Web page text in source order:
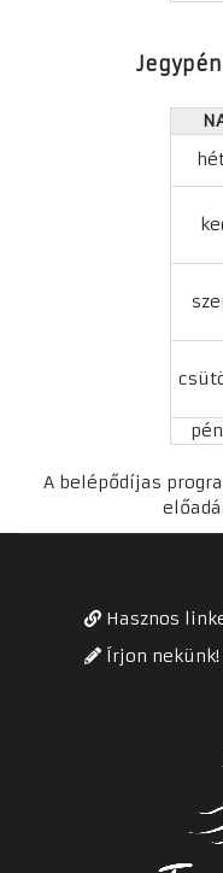
A belépődíjas
Hasznos
Írjon nekünk!